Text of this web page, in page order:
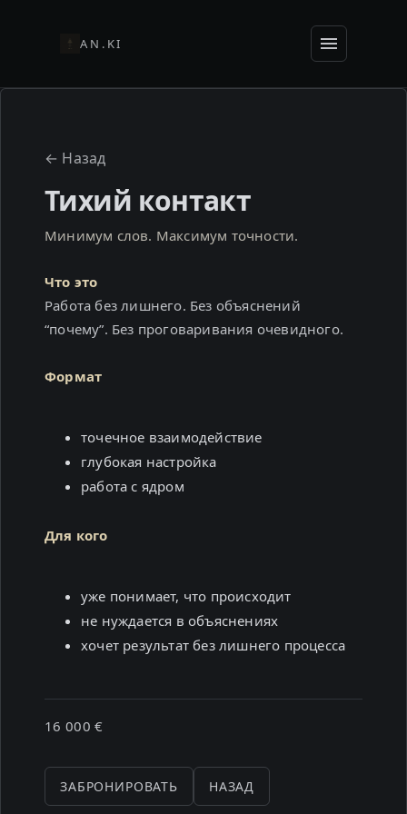
AN.KI
← Назад
Тихий контакт
Минимум слов. Максимум точности.
Что это
Работа без лишнего. Без объяснений
“почему”. Без проговаривания очевидного.
Формат
точечное взаимодействие
глубокая настройка
работа с ядром
Для кого
уже понимает, что происходит
не нуждается в объяснениях
хочет результат без лишнего процесса
16 000 €
ЗАБРОНИРОВАТЬ НАЗАД